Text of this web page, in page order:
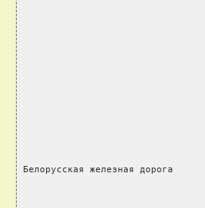
Белорусская железная дорога